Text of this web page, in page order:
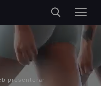
presenterar